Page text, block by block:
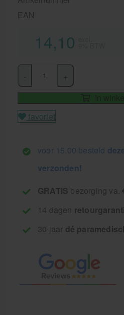
EAN
14,10
In
favoriet
voor 15.00 besteld
verzonden!
GRATIS bezorging va.
14 dagen
30 jaar dé